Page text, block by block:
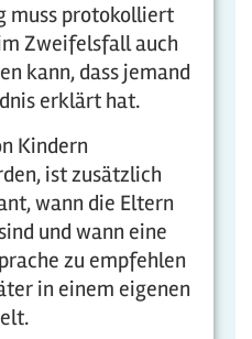
muss protokolliert
Zweifelsfall auch
kann, dass jemand
erklärt hat.
Kindern
ist zusätzlich
wann die Eltern
und wann eine
zu empfehlen
in einem eigenen